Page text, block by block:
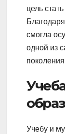
цель
смогла
одной из
Учебу и